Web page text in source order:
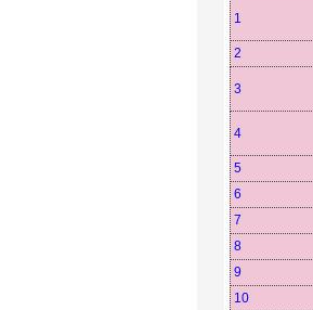
1
2
3
4
5
6
7
8
9
10